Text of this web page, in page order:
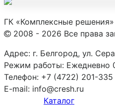
ГК «Комплексные решения»
2008 - 2026 Все права
Адрес: г. Белгород, ул.
Режим работы: Ежедневно
Телефон: +7 (4722) 201-335
E-mail: info@cresh.ru
Каталог